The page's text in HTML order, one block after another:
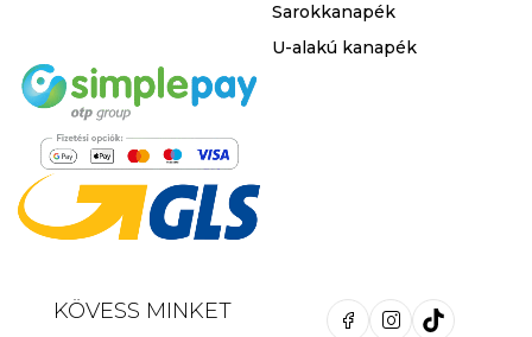
Sarokkanapék
U-alakú kanapék
KÖVESS MINKET